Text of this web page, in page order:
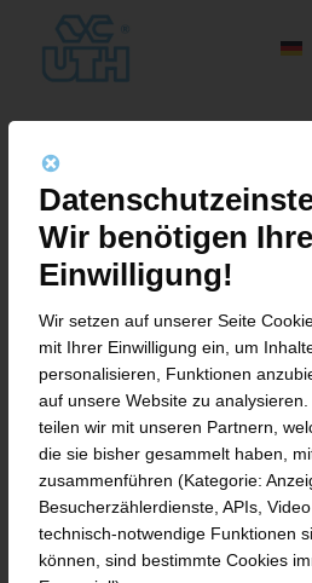
DANK FÜR
IDEEN:
JUBILARE
Fuldaer
feiert stolze „100 Jahre
Wir benötigen Ihre
Einwilligung!
Wir setzen auf unserer Seite
mit Ihrer Einwilligung ein, um
personalisieren, Funktionen
auf unsere Website zu
teilen wir mit unseren Partnern,
die sie bisher gesammelt haben,
zusammenführen (Kategorie:
Besucherzählerdienste, APIs,
technisch-notwendige Funktionen
können, sind bestimmte Cookies